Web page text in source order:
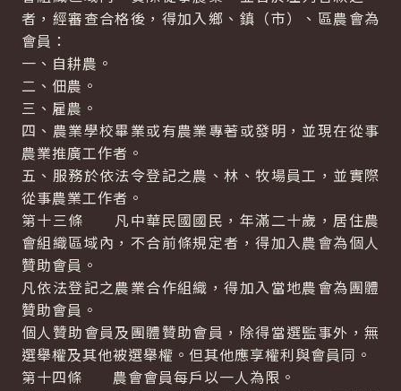
者，經審查合格後，得加入鄉、鎮（市）、區農會為
會員：
一、自耕農。
二、佃農。
三、雇農。
四、農業學校畢業或有農業專著或發明，並現在從事
農業推廣工作者。
五、服務於依法令登記之農、林、牧場員工，並實際
從事農業工作者。
第十三條 凡中華民國國民，年滿二十歲，居住農
會組織區域內，不合前條規定者，得加入農會為個人
贊助會員。
凡依法登記之農業合作組織，得加入當地農會為團體
贊助會員。
個人贊助會員及團體贊助會員，除得當選監事外，無
選舉權及其他被選舉權。但其他應享權利與會員同。
第十四條 農會會員每戶以一人為限。